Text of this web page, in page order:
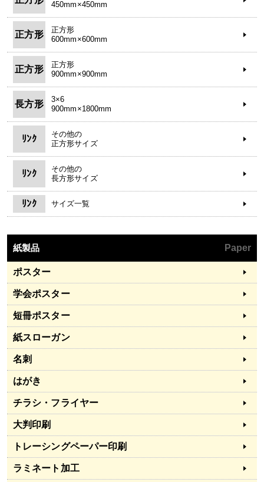
450mm×450mm
正方形
正方形
600mm×600mm
正方形
正方形
900mm×900mm
長方形
3×6
900mm×1800mm
ﾘﾝｸ
その他の
正方形サイズ
ﾘﾝｸ
その他の
長方形サイズ
ﾘﾝｸ サイズ一覧
紙製品 Paper
ポスター
学会ポスター
短冊ポスター
紙スローガン
名刺
はがき
チラシ・フライヤー
大判印刷
トレーシングペーパー印刷
ラミネート加工